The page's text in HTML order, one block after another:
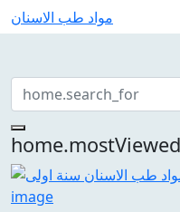
مواد طب الاسنان